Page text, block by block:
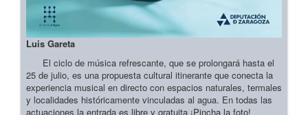
Luis Gareta
El ciclo de música refrescante, que se prolongará hasta el
25 de julio, es una propuesta cultural itinerante que conecta la
experiencia musical en directo con espacios naturales, termales
y localidades históricamente vinculadas al agua. En todas las
actuaciones la entrada es libre y gratuita ¡Pincha la foto!